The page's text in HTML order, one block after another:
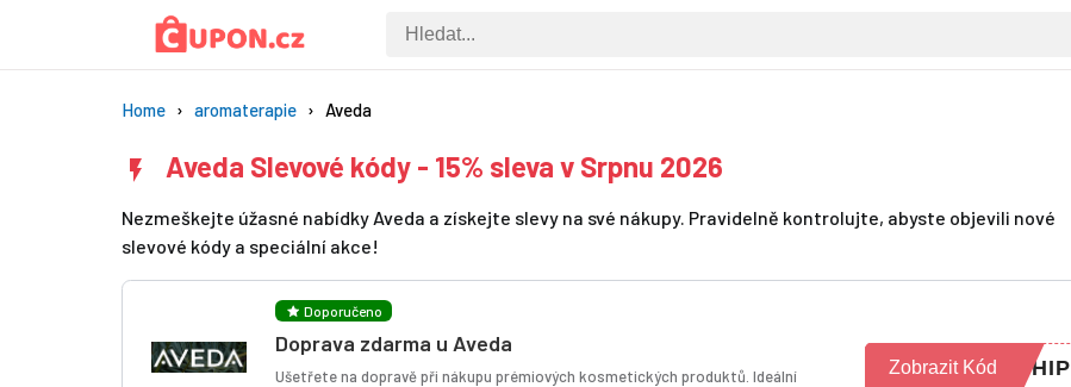
Home aromaterapie Aveda
Aveda Slevové kódy - 15% sleva v Srpnu 2026
Nezmeškejte úžasné nabídky Aveda a získejte slevy na své nákupy. Pravidelně kontrolujte, abyste objevili nové
slevové kódy a speciální akce!
Doporučeno
Doprava zdarma u Aveda
Ušetřete na dopravě při nákupu prémiových kosmetických produktů. Ideální
SHIP
Zobrazit Kód